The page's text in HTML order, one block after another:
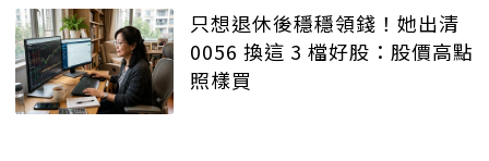
只想退休後穩穩領錢！她出清
0056 換這 3 檔好股：股價高點
照樣買